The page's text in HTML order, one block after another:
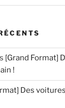
[Grand Format]
!
Des